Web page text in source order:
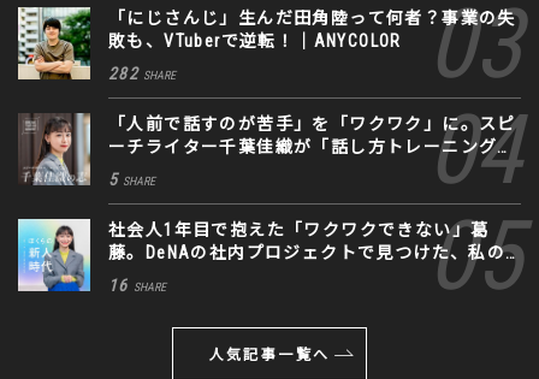
「にじさんじ」生んだ田角陸って何者？事業の失
敗も、VTuberで逆転！｜ANYCOLOR
282 SHARE
「人前で話すのが苦手」を「ワクワク」に。スピ
ーチライター千葉佳織が「話し方トレーニング」
に込めた思い
5 SHARE
社会人1年目で抱えた「ワクワクできない」葛
藤。DeNAの社内プロジェクトで見つけた、私の
生きる道
16 SHARE
人気記事一覧へ